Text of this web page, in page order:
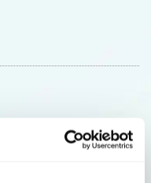
acties en tips